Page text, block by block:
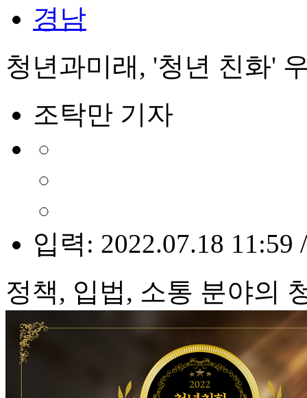
경남
청년과미래, '청년 친화'
조탁만 기자
입력: 2022.07.18 11:59
정책, 입법, 소통 분야의